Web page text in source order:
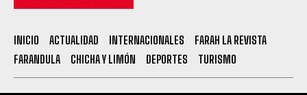
INICIO ACTUALIDAD INTERNACIONALES
FARAH LA REVISTA
FARANDULA
CHICHA Y LIMÓN DEPORTES TURISMO